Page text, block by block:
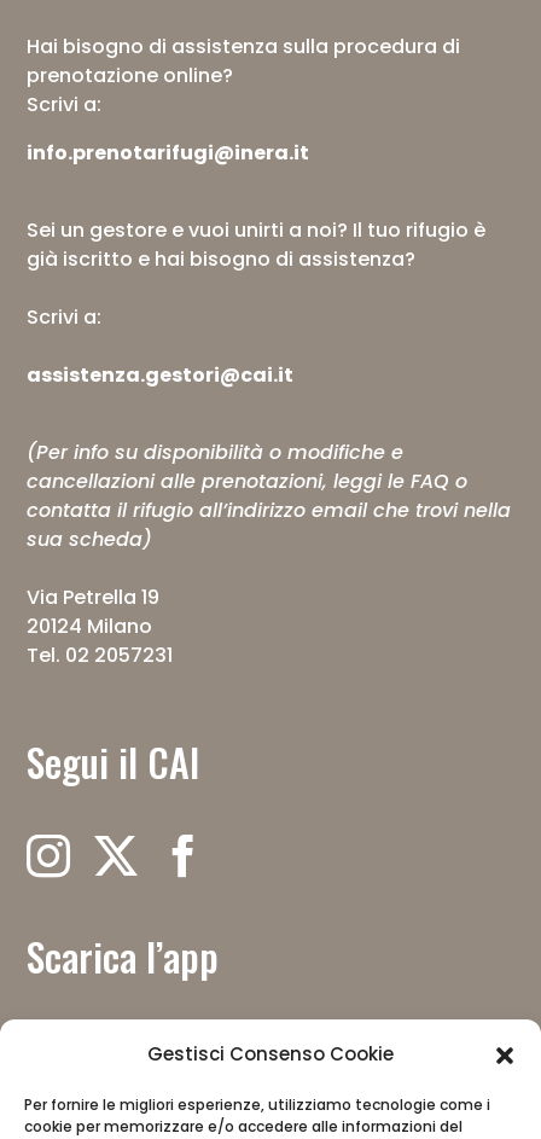
Gestisci Consenso Cookie
Per fornire le migliori esperienze, utilizziamo tecnologie come i
cookie per memorizzare e/o accedere alle informazioni del
Hai bisogno di assistenza sulla procedura di
prenotazione online?
Scrivi a:
info.prenotarifugi@inera.it
Sei un gestore e vuoi unirti a noi? Il tuo rifugio è
già iscritto e hai bisogno di assistenza?
Scrivi a:
assistenza.gestori@cai.it
(Per info su disponibilità o modifiche e
cancellazioni alle prenotazioni, leggi leFAQ o
contatta il rifugio all’indirizzo email che trovi nella
sua scheda)
Via Petrella 19
20124 Milano
Tel. 02 2057231
Segui il CAI
Scarica l’app